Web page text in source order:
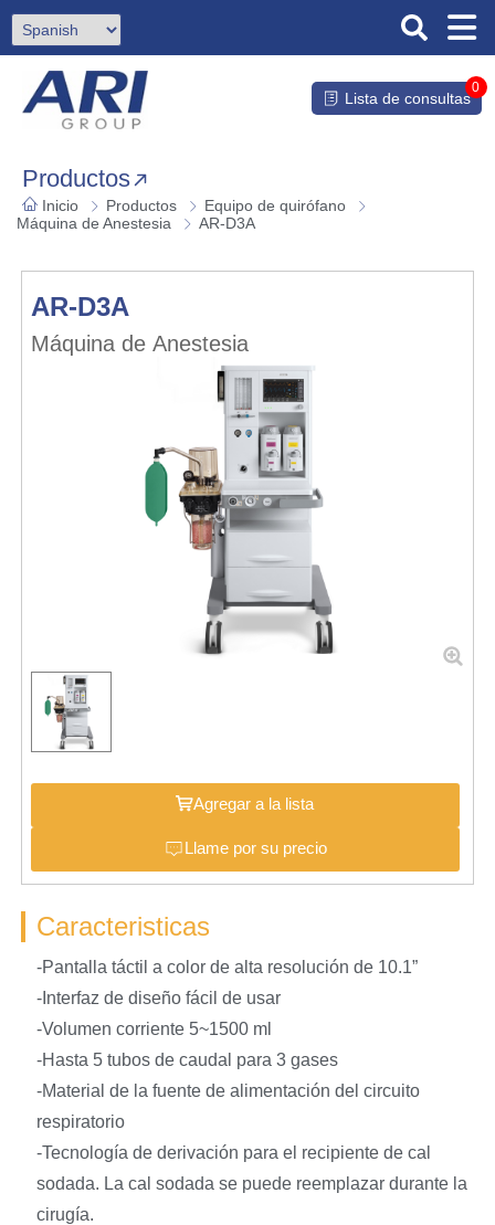
Lista de consultas
0
Productos
Inicio Productos
Equipo de quirófano
Máquina de Anestesia
AR-D3A
AR-D3A
Máquina de Anestesia
Agregar a la lista
Llame por su precio
Caracteristicas
-Pantalla táctil a color de alta resolución de 10.1”
-Interfaz de diseño fácil de usar
-Volumen corriente 5~1500 ml
-Hasta 5 tubos de caudal para 3 gases
-Material de la fuente de alimentación del circuito
respiratorio
-Tecnología de derivación para el recipiente de cal
sodada. La cal sodada se puede reemplazar durante la
cirugía.